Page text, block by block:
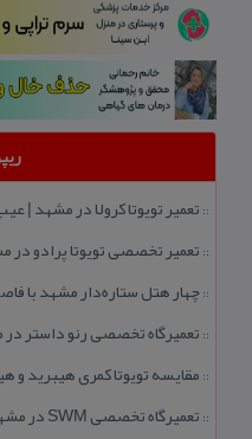
:: تعمیر تویوتا كرولا در مشهد
:: تعمیر تخصصی تویوتا پرادو
::چهار هتل‌ ستاره‌دار مشهد با فاصله زیر 5
:: تعمیرگاه تخصصی رنو داستر در مشهد | ۱۰ سال تجربه و
:: مقایسه تویوتا كمری هیبرید و
:: تعمیرگاه تخصصی SWM در مشهد | تعمیر موتور، گیربكس و عیب‌یابی برق